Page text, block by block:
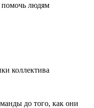
помочь людям
коллектива
до того, как они